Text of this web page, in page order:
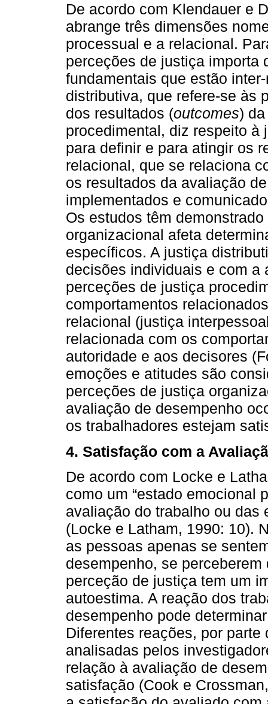
De acordo com Klendauer e
abrange três dimensões
processual e a relacional.
perceções de justiça importa
fundamentais que estão
distributiva, que refere-se às
dos resultados (outcomes)
procedimental, diz respeito
para definir e para atingir os
relacional, que se relaciona
os resultados da avaliação
implementados e
Os estudos têm
organizacional afeta
específicos. A justiça
decisões individuais e com a
perceções de justiça
comportamentos
relacional (justiça
relacionada com os
autoridade e aos decisores
emoções e atitudes são
perceções de justiça
avaliação de desempenho
os trabalhadores estejam
4. Satisfação com a
De acordo com Locke e
como um “estado emocional
avaliação do trabalho ou das
(Locke e Latham, 1990: 10).
as pessoas apenas se
desempenho, se
perceção de justiça tem um
autoestima. A reação dos
desempenho pode
Diferentes reações, por
analisadas pelos
relação à avaliação de
satisfação (Cook e